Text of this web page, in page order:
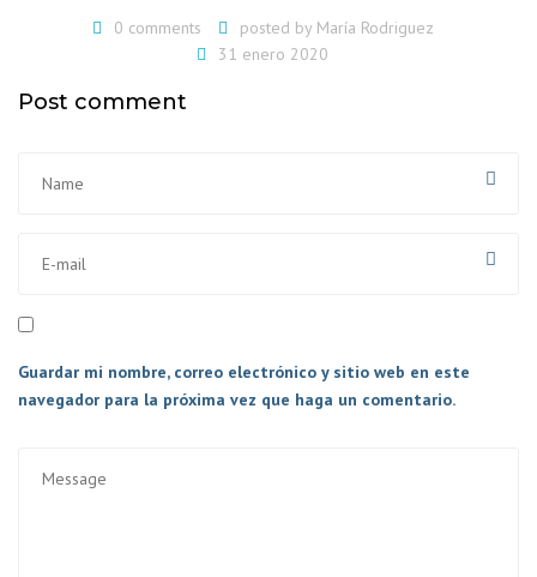
0 comments posted by María Rodriguez
31 enero 2020
Post comment
Guardar mi nombre, correo electrónico y sitio web en este
navegador para la próxima vez que haga un comentario.